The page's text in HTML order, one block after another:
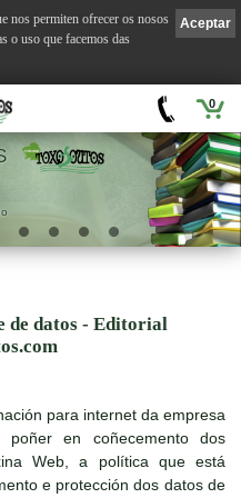
0
de datos - Editorial
para internet da empresa
poñer en coñecemento dos
Web, a política que está
e protección dos datos de
Aceptar
nos permiten ofrecer os nosos
o uso que facemos das